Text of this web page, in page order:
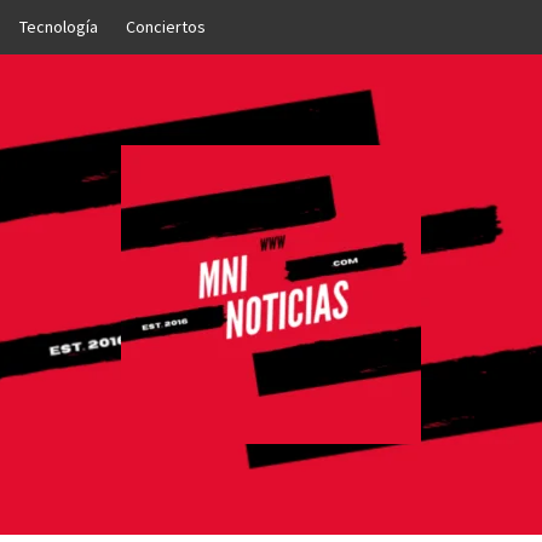
Tecnología Conciertos